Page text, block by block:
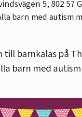
5, 802 57
barn med autism
till barnkalas på
barn med